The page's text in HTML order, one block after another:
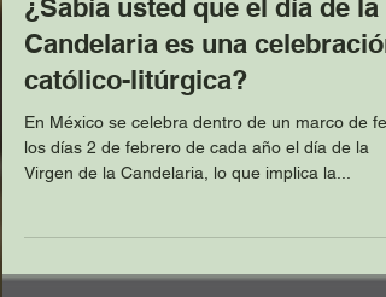
3 feb 2025
2 min de lectura
Volición Vol. 45
¿Sabía usted que el día de la
Candelaria es una celebración
católico-litúrgica?
los días 2 de febrero de cada año el día de la